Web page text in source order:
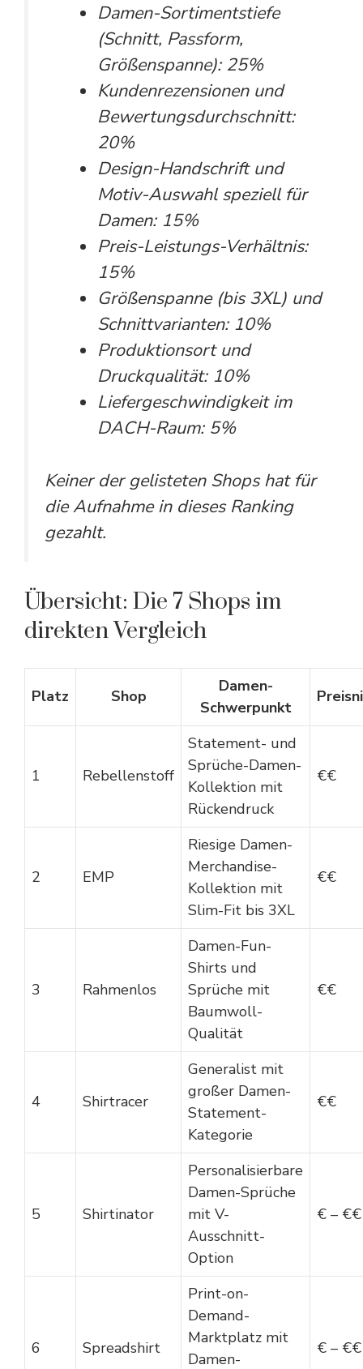
Damen-Sortimentstiefe
(Schnitt, Passform,
Größenspanne): 25%
Kundenrezensionen und
Bewertungsdurchschnitt:
20%
Design-Handschrift und
Motiv-Auswahl speziell für
Damen: 15%
Preis-Leistungs-Verhältnis:
15%
Größenspanne (bis 3XL) und
Schnittvarianten: 10%
Produktionsort und
Druckqualität: 10%
Liefergeschwindigkeit im
DACH-Raum: 5%
Keiner der gelisteten Shops hat für
die Aufnahme in dieses Ranking
gezahlt.
Übersicht: Die 7 Shops im
direkten Vergleich
Platz Shop
Damen-
Schwerpunkt
1 Rebellenstoff
Statement- und
Sprüche-Damen-
Kollektion mit
Rückendruck
€€
2 EMP
Riesige Damen-
Merchandise-
Kollektion mit
Slim-Fit bis 3XL
€€
3 Rahmenlos
Damen-Fun-
Shirts und
Sprüche mit
Baumwoll-
Qualität
€€
4 Shirtracer
Generalist mit
großer Damen-
Statement-
Kategorie
€€
5 Shirtinator
Personalisierbare
Damen-Sprüche
mit V-
Ausschnitt-
Option
€ – €€
6 Spreadshirt
Print-on-
Demand-
Marktplatz mit
Damen-
€ – €€